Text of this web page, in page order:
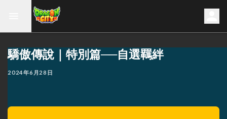
驕傲傳說｜特別篇──自選羈絆
2024年6月28日